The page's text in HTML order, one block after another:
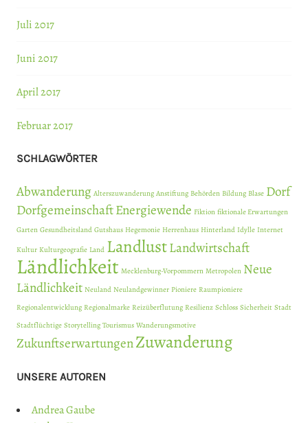
Juli 2017
Juni 2017
April 2017
Februar 2017
SCHLAGWÖRTER
Abwanderung Alterszuwanderung Anstiftung Behörden Bildung Blase Dorf
DorfgemeinschaftEnergiewende Fiktion fiktionale Erwartungen
Garten Gesundheitsland Gutshaus Hegemonie Herrenhaus Hinterland Idylle Internet
Kultur Kulturgeografie Land LandlustLandwirtschaft
Ländlichkeit Mecklenburg-Vorpommern Metropolen Neue
Ländlichkeit Neuland Neulandgewinner Pioniere Raumpioniere
Regionalentwicklung Regionalmarke Reizüberflutung Resilienz Schloss Sicherheit Stadt
Stadtflüchtige Storytelling Tourismus Wanderungsmotive
ZukunftserwartungenZuwanderung
UNSERE AUTOREN
Andrea Gaube